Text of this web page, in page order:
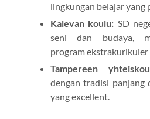
lingkungan belajar yang
Kalevan koulu: SD
seni dan budaya,
program ekstrakurikuler
Tampereen
dengan tradisi panjang
yang excellent.